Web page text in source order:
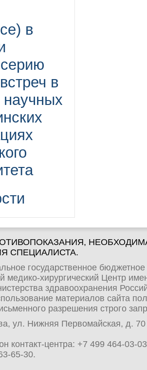
в
в
СПЕЦИАЛИСТА.
государственное
медико-хирургический Центр
здравоохранения
материалов сайта
разрешения строго
ул. Нижняя Первомайская, д.
контакт-центра: +7 499 464-03-03
65-30.